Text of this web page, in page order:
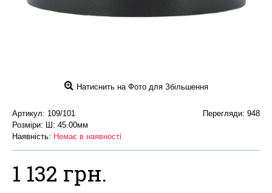
Натиснить на Фото для Збільшення
Перегляди: 948
Артикул: 109/101
Розміри: Ш: 45.00мм
Наявність: Немає в наявності
1 132 грн.